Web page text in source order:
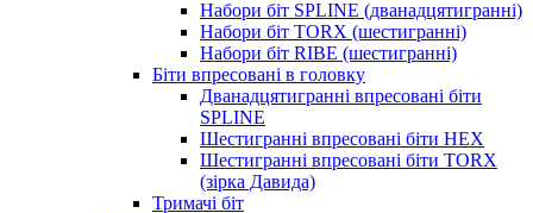
Набори біт SPLINE (дванадцятигранні)
Набори біт TORX (шестигранні)
Набори біт RIBE (шестигранні)
Біти впресовані в головку
Дванадцятигранні впресовані біти
SPLINE
Шестигранні впресовані біти HEX
Шестигранні впресовані біти TORX
(зірка Давида)
Тримачі біт